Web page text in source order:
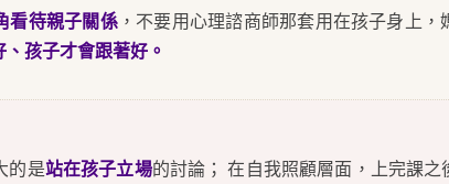
看待親子關係，不要用心理諮商師那套用在孩子身上
、孩子才會跟著好。
的是站在孩子立場的討論； 在自我照顧層面，上完課